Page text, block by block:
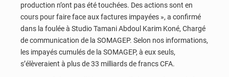
production n’ont pas été touchées. Des actions sont en
cours pour faire face aux factures impayées », a confirmé
dans la foulée à Studio Tamani Abdoul Karim Koné, Chargé
de communication de la SOMAGEP. Selon nos informations,
les impayés cumulés de la SOMAGEP, à eux seuls,
s’élèveraient à plus de 33 milliards de francs CFA.